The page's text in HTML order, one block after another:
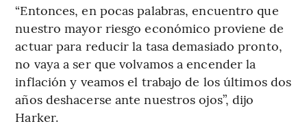
“Entonces, en pocas palabras, encuentro que
nuestro mayor riesgo económico proviene de
actuar para reducir la tasa demasiado pronto,
no vaya a ser que volvamos a encender la
inflación y veamos el trabajo de los últimos dos
años deshacerse ante nuestros ojos”, dijo
Harker.